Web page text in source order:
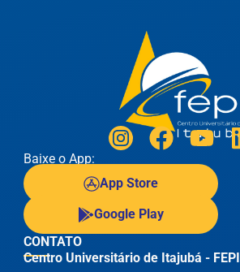
Baixe o App:
App Store
Google Play
CONTATO
Centro Universitário de Itajubá - FEPI